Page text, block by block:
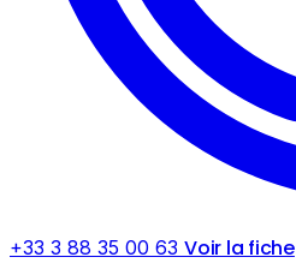
+33 3 88 35 00 63 Voir la fiche